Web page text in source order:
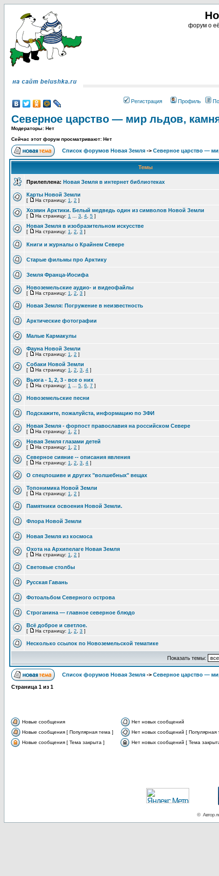
форум о
Регистрация Профиль
Северное царство — мир льдов,
Модераторы: Нет
Сейчас этот форум просматривают: Нет
Список форумов Новая Земля -> Северное царство —
Темы
Прилеплена: Новая Земля в интернет библиотеках
Карты Новой Земли
[ На страницу: 1 2 ]
Хозяин Арктики. Белый медведь один из символов Новой Земли
[ На страницу: 1 3 4 5 ]
Новая Земля в изобразительном искусстве
[ На страницу: 1 2 3 ]
Книги и журналы о Крайнем Севере
Старые фильмы про Арктику
Земля Франца-Иосифа
Новоземельские аудио- и видеофайлы
[ На страницу: 1 2 3 ]
Новая Земля: Погружение в неизвестность
Арктические фотографии
Малые Кармакулы
Фауна Новой Земли
[ На страницу: 1 2 ]
Собаки Новой Земли
[ На страницу: 1 2 3 4 ]
Вьюга - 1, 2, 3 - все о них
[ На страницу: 1 5 6 7 ]
Новоземельские песни
Подскажите, пожалуйста, информацию по ЗФИ
Новая Земля - форпост православия на российском Севере
[ На страницу: 1 2 ]
Новая Земля глазами детей
[ На страницу: 1 2 ]
Северное сияние -- описания явления
[ На страницу: 1 2 3 4 ]
О спецпошиве и других "волшебных" вещах
Топонимика Новой Земли
[ На страницу: 1 2 ]
Памятники освоения Новой Земли.
Флора Новой Земли
Новая Земля из космоса
Охота на Архипелаге Новая Земля
[ На страницу: 1 2 ]
Световые столбы
Русская Гавань
Фотоальбом Северного острова
Строганина — главное северное блюдо
Всё доброе и светлое.
[ На страницу: 1 2 3 ]
Несколько ссылок по Новоземельской тематике
Показать темы:
Список форумов Новая Земля -> Северное царство —
Страница 1 из 1
Новые сообщения
Нет новых сообщений
Новые сообщения [ Популярная тема ]
Нет новых сообщений [ Популярная
Новые сообщения [ Тема закрыта ]
Нет новых сообщений [ Тема
© Автор